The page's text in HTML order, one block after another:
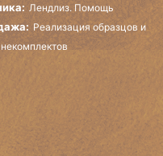
Лендлиз. Помощь
Реализация образцов и